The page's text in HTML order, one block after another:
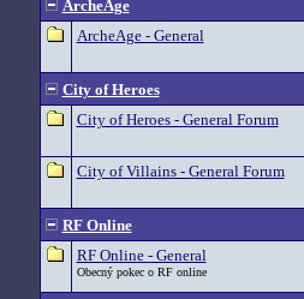
ArcheAge
ArcheAge - General
City of Heroes
City of Heroes - General Forum
City of Villains - General Forum
RF Online
RF Online - General
Obecný pokec o RF online